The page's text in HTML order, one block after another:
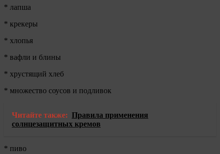
* лапша
* крекеры
* хлопья
* вафли и блины
* хрустящий хлеб
* множество соусов и подливок
Читайте также: Правила применения
солнцезащитных кремов
* пиво